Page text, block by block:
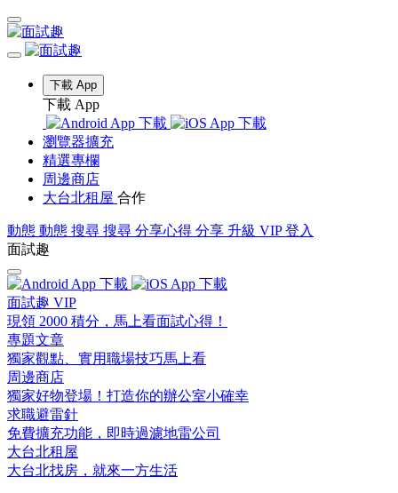
下載 App
下載 App
瀏覽器擴充
精選專欄
周邊商店
大台北租屋 合作
動態 動態 搜尋 搜尋 分享心得 分享 升級 VIP 登入
面試趣
面試趣 VIP
現領 2000 積分，馬上看面試心得！
專題文章
獨家觀點、實用職場技巧馬上看
周邊商店
獨家好物登場！打造你的辦公室小確幸
求職避雷針
免費擴充功能，即時過濾地雷公司
大台北租屋
大台北找房，就來一方生活